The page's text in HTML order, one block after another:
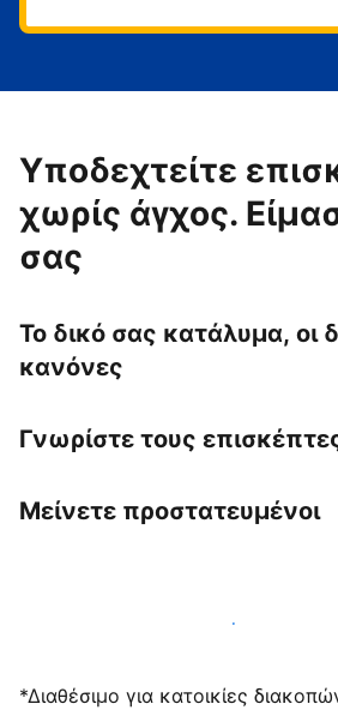
Υποδεχτείτε
χωρίς άγχος.
σας
Το δικό σας κατάλυμα, οι
κανόνες
Γνωρίστε τους
Μείνετε προστατευμένοι
Υποδεχτείτε επισκέπτες μαζί
*Διαθέσιμο για κατοικίες